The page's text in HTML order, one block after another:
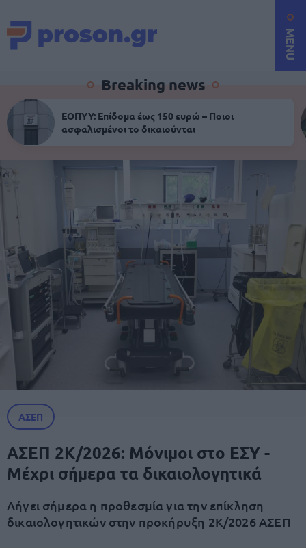
MENU
Breaking news
ΕΟΠΥΥ: Επίδομα έως 150 ευρώ – Ποιοι
ασφαλισμένοι το δικαιούνται
ΑΣΕΠ
ΑΣΕΠ 2Κ/2026: Μόνιμοι στο ΕΣΥ -
Μέχρι σήμερα τα δικαιολογητικά
Λήγει σήμερα η προθεσμία για την επίκληση
δικαιολογητικών στην προκήρυξη 2Κ/2026 ΑΣΕΠ